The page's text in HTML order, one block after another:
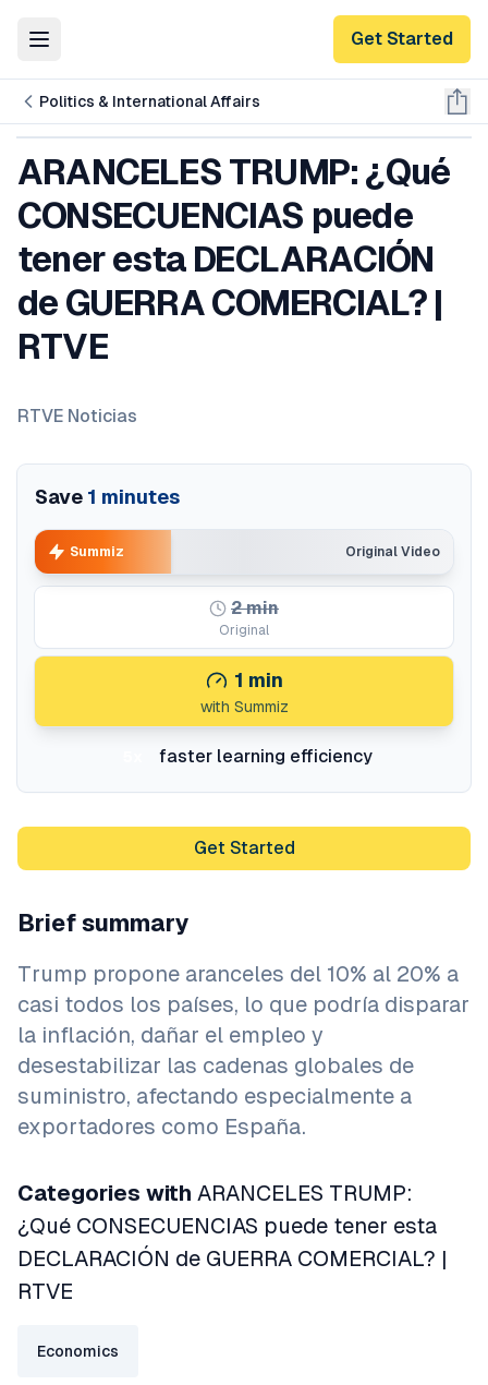
Toggle Menu Get Started
Politics & International Affairs
ARANCELES TRUMP: ¿Qué
CONSECUENCIAS puede
tener esta DECLARACIÓN
de GUERRA COMERCIAL? |
RTVE
RTVE Noticias
Save 1 minutes
Original Video
Summiz
2min
Original
1 min
with Summiz
faster learning efficiency
Get Started
Brief summary
Trump propone aranceles del 10% al 20% a
casi todos los países, lo que podría disparar
la inflación, dañar el empleo y
desestabilizar las cadenas globales de
suministro, afectando especialmente a
exportadores como España.
Categories with ARANCELES TRUMP:
¿Qué CONSECUENCIAS puede tener esta
DECLARACIÓN de GUERRA COMERCIAL? |
RTVE
Economics